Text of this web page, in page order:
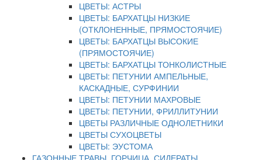
ЦВЕТЫ: АСТРЫ
ЦВЕТЫ: БАРХАТЦЫ НИЗКИЕ
(ОТКЛОНЕННЫЕ, ПРЯМОСТОЯЧИЕ)
ЦВЕТЫ: БАРХАТЦЫ ВЫСОКИЕ
(ПРЯМОСТОЯЧИЕ)
ЦВЕТЫ: БАРХАТЦЫ ТОНКОЛИСТНЫЕ
ЦВЕТЫ: ПЕТУНИИ АМПЕЛЬНЫЕ,
КАСКАДНЫЕ, СУРФИНИИ
ЦВЕТЫ: ПЕТУНИИ МАХРОВЫЕ
ЦВЕТЫ: ПЕТУНИИ, ФРИЛЛИТУНИИ
ЦВЕТЫ РАЗЛИЧНЫЕ ОДНОЛЕТНИКИ
ЦВЕТЫ СУХОЦВЕТЫ
ЦВЕТЫ: ЭУСТОМА
ГАЗОННЫЕ ТРАВЫ, ГОРЧИЦА, СИДЕРАТЫ